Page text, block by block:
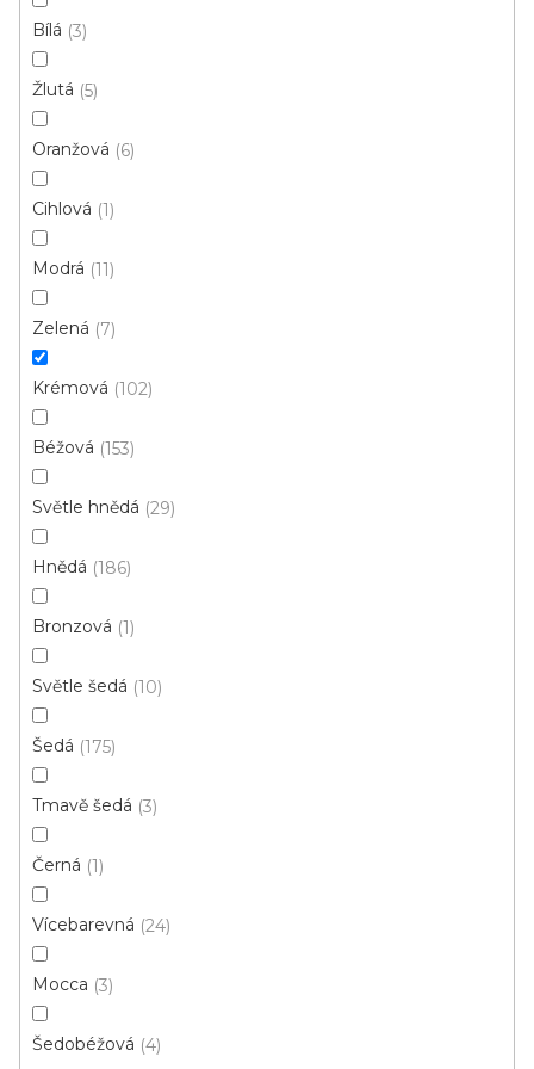
Řadit podle:
Bílá 3
Žlutá 5
Oranžová 6
Cihlová 1
Modrá 11
Zelená 7
Krémová 102
Béžová 153
Světle hnědá 29
Hnědá 186
Bronzová 1
Světle šedá 10
Šedá 175
Tmavě šedá 3
Černá 1
Vícebarevná 24
Mocca 3
Šedobéžová 4
Akce
PVC podlaha Luppiter 14003
359 Kč / m2
417 Kč
3 m